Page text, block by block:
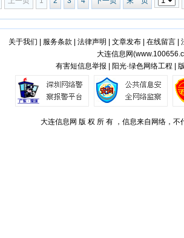
关于我们 服务条款 法律声明 文章发布| 在线留言|
大连信息网(
有害短信息举报 | 阳光·绿色网络工程 |
大连信息网 版 权 所 有 ，信息来自网络，